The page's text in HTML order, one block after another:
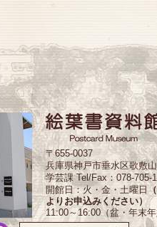
〒655-0037
兵庫県神戸市垂水区歌敷
学芸課 Tel/Fax：078-705-
開館日：火・金・土曜日
よりお申込みください）
11:00～16:00（盆・年末